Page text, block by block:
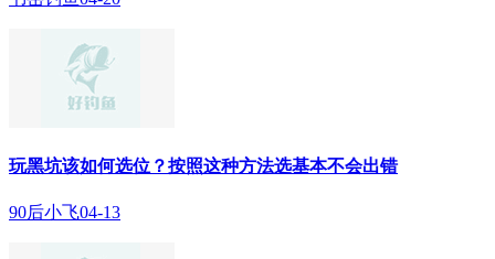
玩黑坑该如何选位？按照这种方法选基本不会出错
90后小飞04-13